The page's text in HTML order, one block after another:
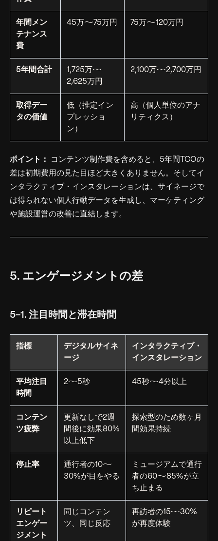
年間メン
テナンス
費
45万〜75万円 75万〜120万円
5年間合計
1,725万〜
2,625万円
2,100万〜2,700万円
取得デー
タの価値
低（推定イン
プレッショ
ン）
高（個人単位のアナ
リティクス）
ポイント：
コンテンツ制作費を含めると、5年間TCOの
差は初期費用の見た目ほど大きくありません。そしてイ
ンタラクティブ・インスタレーションは、サイネージで
は得られない個人行動データを生成し、マーケティング
や施設運営の改善に直結します。
5. エンゲージメントの差
5-1. 注目時間と滞在時間
指標
デジタルサイネ
ージ
インタラクティブ・
インスタレーション
平均注目
時間
2〜5秒 45秒〜4分以上
コンテン
ツ疲弊
更新なしで2週
間後に効果80%
以上低下
探索型のため数ヶ月
間効果持続
停止率
通行者の10〜
30%が目をやる
ミュージアムで通行
者の60〜85%が立
ち止まる
リピート
エンゲー
ジメント
同じコンテン
ツ、同じ反応
再訪者の15〜30%
が再度体験